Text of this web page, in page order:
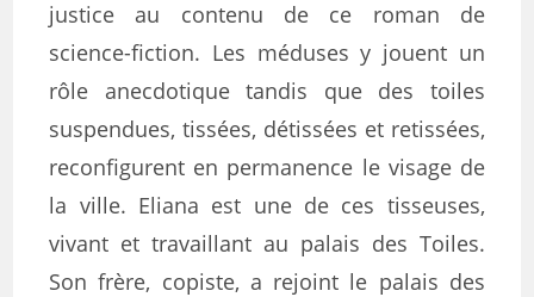
justice au contenu de ce roman de
science-fiction. Les méduses y jouent un
rôle anecdotique tandis que des toiles
suspendues, tissées, détissées et retissées,
reconfigurent en permanence le visage de
la ville. Eliana est une de ces tisseuses,
vivant et travaillant au palais des Toiles.
Son frère, copiste, a rejoint le palais des